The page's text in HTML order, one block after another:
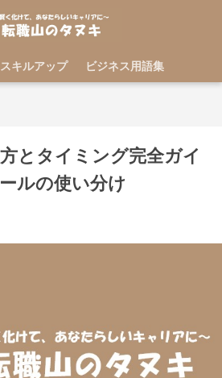
スキルアップ ビジネス用語集
とタイミング完全ガイ
ルの使い分け